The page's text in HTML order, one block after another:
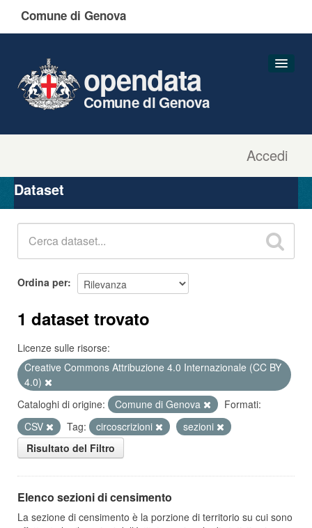
Comune di Genova
Accedi
opendata
Comune di Genova
Organizzazioni
Gruppi
Dataset
Ordina per
1 dataset trovato
Licenze sulle risorse:
Creative Commons Attribuzione 4.0 Internazionale (CC BY
4.0)
Cataloghi di origine:
Comune di Genova
Formati:
CSV
Tag: circoscrizioni
sezioni
Risultato del Filtro
Elenco sezioni di censimento
La sezione di censimento è la porzione di territorio su cui sono